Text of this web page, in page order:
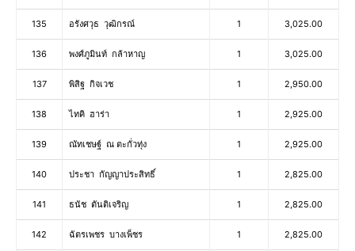
135 อรังศวุธ วุฒิกรณ์ 1 3,025.00
136 พงศ์ภูมินท์ กล้าหาญ 1 3,025.00
137 พิสิฐ กิจเวช 1 2,950.00
138 ไทคิ ฮาร่า 1 2,925.00
139 ณัทเชษฐ์ ณ ตะกั่วทุ่ง 1 2,925.00
140 ประชา กัญญาประสิทธิ์ 1 2,825.00
141 ธนัช ตันติเจริญ 1 2,825.00
142 ฉัตรเพชร บางเพ็ชร 1 2,825.00